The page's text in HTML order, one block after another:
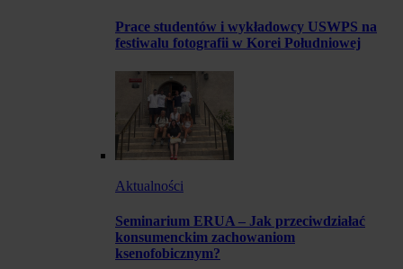
Prace studentów i wykładowcy USWPS na
festiwalu fotografii w Korei Południowej
Aktualności
Seminarium ERUA – Jak przeciwdziałać
konsumenckim zachowaniom
ksenofobicznym?